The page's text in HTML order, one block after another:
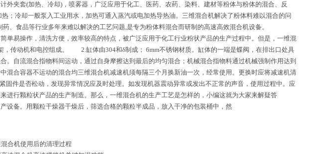
套(加热、冷却)，喷雾器，广泛应用于化工、医药、农药、染料、建材等粉体与粉体的混合、反
；冷却一般泵入工业用水，加热可通入蒸汽或电加热导热油。三维混合机解决了粉体料难以混合的问
、食品等行业多年来难以解决的工艺问题,是专为粉体料混合而研制的高速高效混合机设备。
易操作，清洗方便，效率较高的特点，被广泛应用于化工行业粉状产品的生产过程中。但是，一维混
传动机和电控组成。 2.缸体由304和δ制成； 6mm不锈钢材质。缸体的一端是蝶阀，在排出口处具
自流混合指物料间运动，通过自身摩擦达到最后的均匀混合；机械混合指物料通过机械强制作用达到
合容器不运动的混合均三维混合机减速机须每隔三个月换新油一次，经常使用。更换时应将减速机清
件是否松动，发现异常情况应及时处理。如发现机器震动异常或发出不正常的声音，使用过程中。应
行颗粒状产品的生产制造。那么，一维混合机的生产工艺是怎样的，小编这就为大家来解疑答
备。用颗粒干燥器干燥后，筛选合格的颗粒半成品，放入干净的包装桶中，然
合机使用后的清理过程